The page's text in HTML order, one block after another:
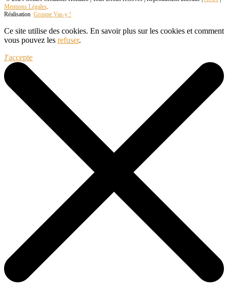
Mentions Légales.
Réalisation Groupe Vas-y !
Ce site utilise des cookies. En savoir plus sur les cookies et comment
vous pouvez les refuser.
J'accepte